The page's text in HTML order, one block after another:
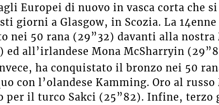
Europei di nuovo in vasca corta che
giorni a Glasgow, in Scozia. La 14enne
nei 50 rana (29”32) davanti alla nostra
ed all’irlandese Mona McSharryin
ha conquistato il bronzo nei 50
con l’olandese Kamming. Oro al
per il turco Sakci (25”82). Infine, terzo